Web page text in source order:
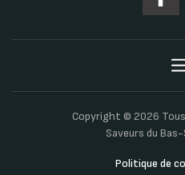
Copyright © 2026
Saveurs du
Politique de